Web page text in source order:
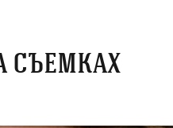
съемках